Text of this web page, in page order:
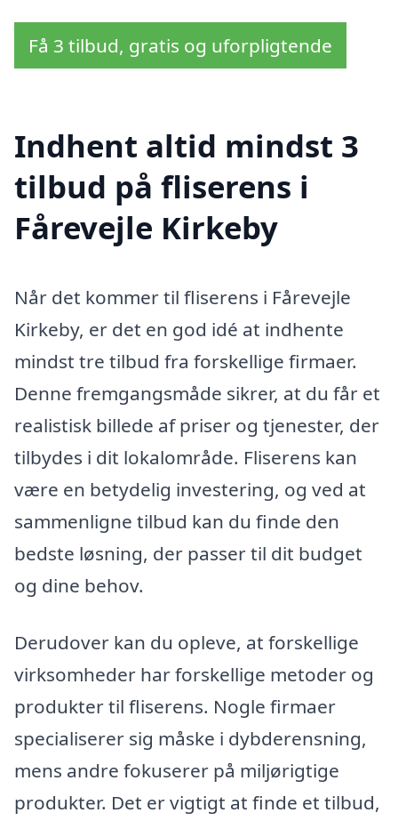
Få 3 tilbud, gratis og uforpligtende
Indhent altid mindst 3
tilbud på fliserens i
Fårevejle Kirkeby
Når det kommer til fliserens i Fårevejle
Kirkeby, er det en god idé at indhente
mindst tre tilbud fra forskellige firmaer.
Denne fremgangsmåde sikrer, at du får et
realistisk billede af priser og tjenester, der
tilbydes i dit lokalområde. Fliserens kan
være en betydelig investering, og ved at
sammenligne tilbud kan du finde den
bedste løsning, der passer til dit budget
og dine behov.
Derudover kan du opleve, at forskellige
virksomheder har forskellige metoder og
produkter til fliserens. Nogle firmaer
specialiserer sig måske i dybderensning,
mens andre fokuserer på miljørigtige
produkter. Det er vigtigt at finde et tilbud,